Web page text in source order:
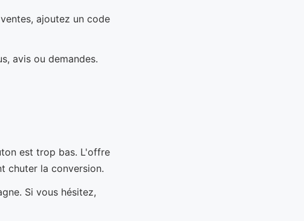
ajoutez un code
avis ou demandes.
est trop bas. L'offre
chuter la conversion.
Si vous hésitez,